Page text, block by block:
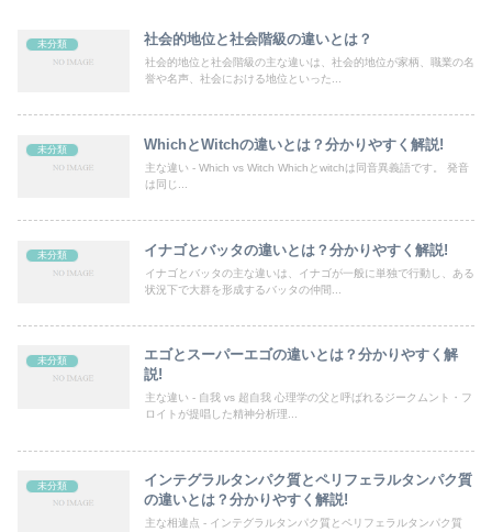
未分類 社会的地位と社会階級の違いとは？
社会的地位と社会階級の主な違いは、社会的地位が家柄、職業の名
誉や名声、社会における地位といった...
未分類 WhichとWitchの違いとは？分かりやすく解説!
主な違い - Which vs Witch Whichとwitchは同音異義語です。 発音
は同じ...
未分類 イナゴとバッタの違いとは？分かりやすく解説!
イナゴとバッタの主な違いは、イナゴが一般に単独で行動し、ある
状況下で大群を形成するバッタの仲間...
未分類
エゴとスーパーエゴの違いとは？分かりやすく解
説!
主な違い - 自我 vs 超自我 心理学の父と呼ばれるジークムント・フ
ロイトが提唱した精神分析理...
未分類
インテグラルタンパク質とペリフェラルタンパク質
の違いとは？分かりやすく解説!
主な相違点 - インテグラルタンパク質とペリフェラルタンパク質